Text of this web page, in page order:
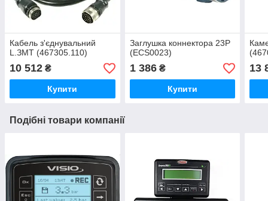
Кабель з'єднувальний
L.ЗМТ (467305.110)
10 512 ₴
Купити
Заглушка коннектора 23Р
(ECS0023)
1 386₴
Купити
13
Подібні товари компанії